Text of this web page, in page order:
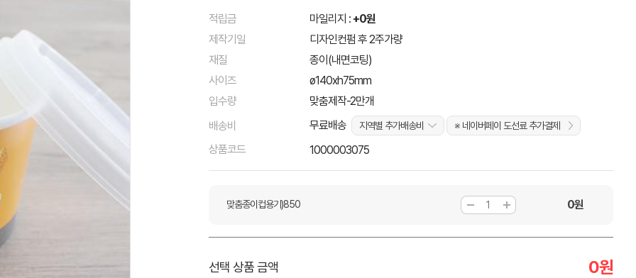
적립금 마일리지 : +0원
제작기일
디자인컨펌 후 2주가량
재질
종이(내면코팅)
사이즈
ø140xh75mm
입수량
맞춤제작-2만개
배송비
무료배송 지역별 추가배송비 ※ 네이버페이 도선료 추가결제
상품코드 1000003075
맞춤종이컵용기)850 0원
선택 상품 금액 0원